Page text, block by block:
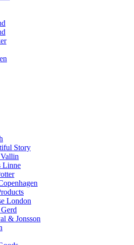
Story
Linne
London
& Jonsson